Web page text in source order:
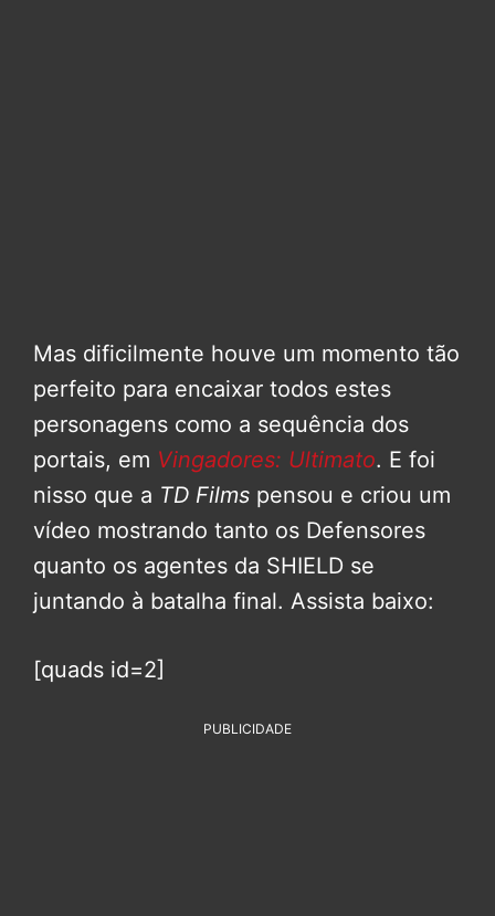
Mas dificilmente houve um momento tão
perfeito para encaixar todos estes
personagens como a sequência dos
portais, em Vingadores: Ultimato. E foi
nisso que a TD Films pensou e criou um
vídeo mostrando tanto os Defensores
quanto os agentes da SHIELD se
juntando à batalha final. Assista baixo:
[quads id=2]
PUBLICIDADE